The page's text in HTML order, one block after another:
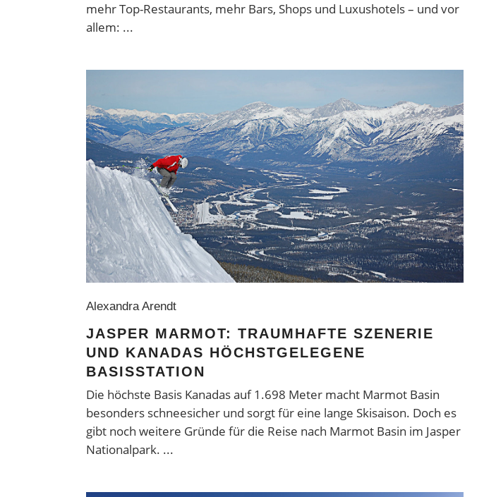
mehr Top-Restaurants, mehr Bars, Shops und Luxushotels – und vor
allem:
Alexandra Arendt
JASPER MARMOT: TRAUMHAFTE SZENERIE
UND KANADAS HÖCHSTGELEGENE
BASISSTATION
Die höchste Basis Kanadas auf 1.698 Meter macht Marmot Basin
besonders schneesicher und sorgt für eine lange Skisaison. Doch es
gibt noch weitere Gründe für die Reise nach Marmot Basin im Jasper
Nationalpark.